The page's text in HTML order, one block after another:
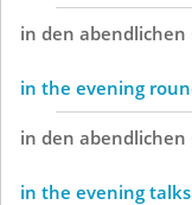
in den abendlichen
in the evening
in den abendlichen
in the evening talks